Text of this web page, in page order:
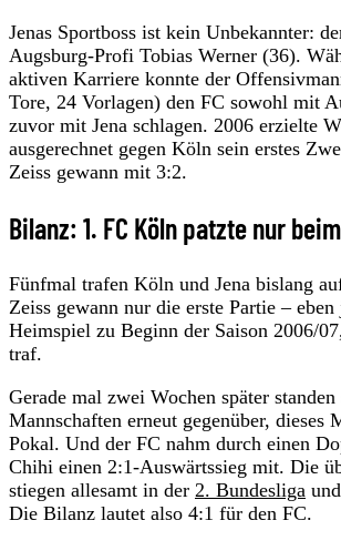
Jenas Sportboss ist kein Unbekannter:
Augsburg-Profi Tobias Werner (36).
aktiven Karriere konnte der
Tore, 24 Vorlagen) den FC sowohl mit
zuvor mit Jena schlagen. 2006 erzielte
ausgerechnet gegen Köln sein erstes
Zeiss gewann mit 3:2.
Bilanz: 1. FC Köln patzte nur
Fünfmal trafen Köln und Jena bislang
Zeiss gewann nur die erste Partie –
Heimspiel zu Beginn der Saison 2006/
traf.
Gerade mal zwei Wochen später
Mannschaften erneut gegenüber, dieses
Pokal. Und der FC nahm durch einen
Chihi einen 2:1-Auswärtssieg mit. Die
stiegen allesamt in der 2. Bundesliga
Die Bilanz lautet also 4:1 für den FC.